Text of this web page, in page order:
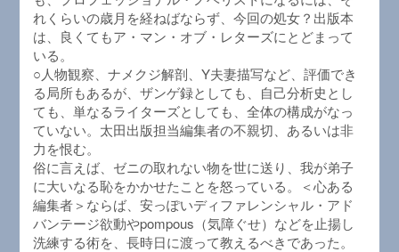
れくらいの歳月を経ねばならず、今回の処女？出版本
は、良くてもア・マン・オブ・レターズにとどまって
いる。
○人物観察、ナメクジ解剖、Y夫妻描写など、評価でき
る局所もあるが、ザンゲ録としても、自己分析史とし
ても、単なるライターズとしても、全体の構成がなっ
ていない。太田出版担当編集者の不親切、あるいは非
力を恨む。
俗に言えば、ゼニの取れない物を世に送り、我が弟子
に大いなる恥をかかせたことを怒っている。＜心ある
編集者＞ならば、安っぽいディファレンシャル・アド
バンテージ欲動やpompous（気障ぐせ）などを止揚し
洗練する術を、長時日に渡って教えるべきであった。